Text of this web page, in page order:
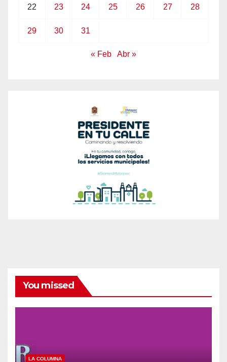
22 23 24 25 26 27 28
29 30 31
« Feb Abr »
You missed
LA COLUMNA